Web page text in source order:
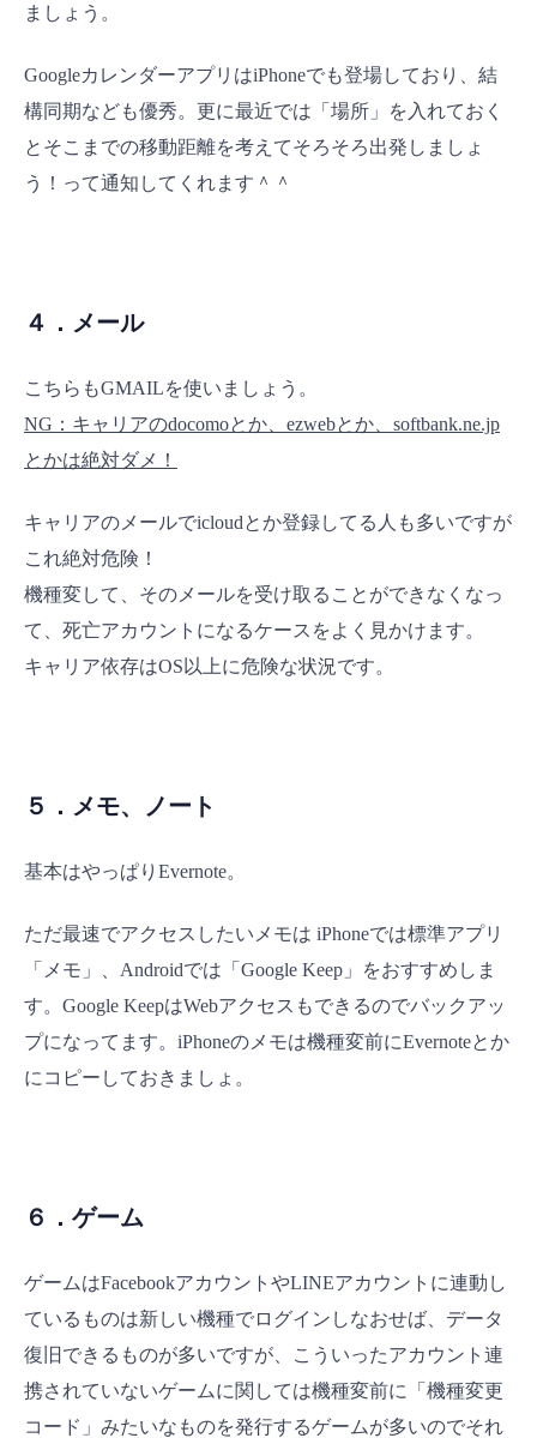
ましょう。
GoogleカレンダーアプリはiPhoneでも登場しており、結
構同期なども優秀。更に最近では「場所」を入れておく
とそこまでの移動距離を考えてそろそろ出発しましょ
う！って通知してくれます＾＾
４．メール
こちらもGMAILを使いましょう。
NG：キャリアのdocomoとか、ezwebとか、softbank.ne.jp
とかは絶対ダメ！
キャリアのメールでicloudとか登録してる人も多いですが
これ絶対危険！
機種変して、そのメールを受け取ることができなくなっ
て、死亡アカウントになるケースをよく見かけます。
キャリア依存はOS以上に危険な状況です。
５．メモ、ノート
基本はやっぱりEvernote。
ただ最速でアクセスしたいメモは iPhoneでは標準アプリ
「メモ」、Androidでは「Google Keep」をおすすめしま
す。Google KeepはWebアクセスもできるのでバックアッ
プになってます。iPhoneのメモは機種変前にEvernoteとか
にコピーしておきましょ。
６．ゲーム
ゲームはFacebookアカウントやLINEアカウントに連動し
ているものは新しい機種でログインしなおせば、データ
復旧できるものが多いですが、こういったアカウント連
携されていないゲームに関しては機種変前に「機種変更
コード」みたいなものを発行するゲームが多いのでそれ